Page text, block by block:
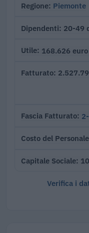
Regione Piemonte
Dipendenti 20-49
Utile 168.626
Fatturato
Fascia Fatturato
Costo del Personale
Capitale Sociale
Verifica i